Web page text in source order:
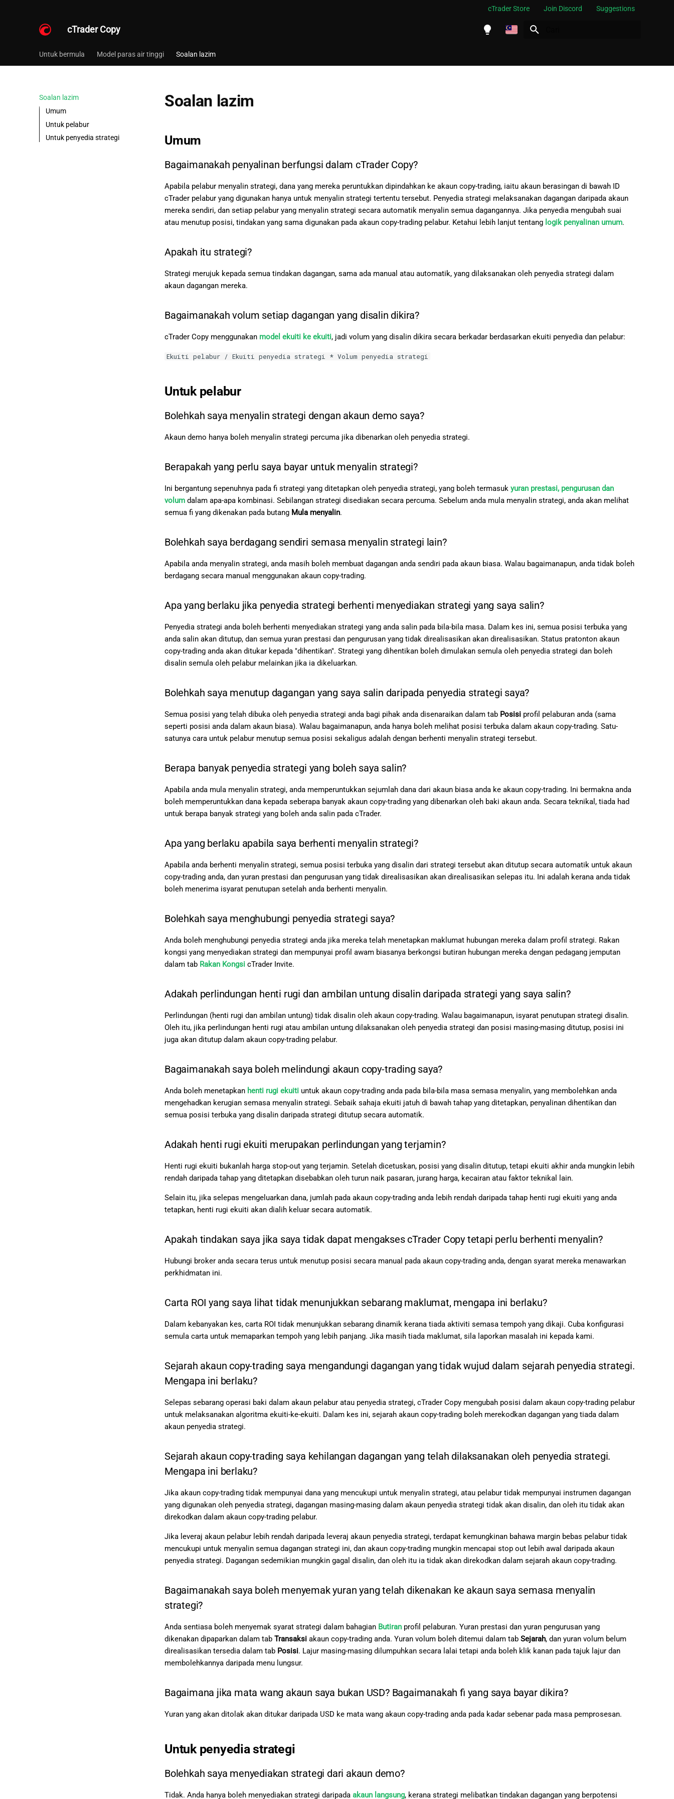
cTrader Store Join Discord Suggestions
cTrader Copy
한국어
中文
Untuk bermula Model paras air tinggi Soalan lazim
Soalan lazim
Umum
Untuk pelabur
Untuk penyedia strategi
Soalan lazim
Umum
Bagaimanakah penyalinan berfungsi dalam cTrader Copy?
Apabila pelabur menyalin strategi, dana yang mereka peruntukkan dipindahkan ke akaun copy-trading, iaitu akaun berasingan di bawah ID
cTrader pelabur yang digunakan hanya untuk menyalin strategi tertentu tersebut. Penyedia strategi melaksanakan dagangan daripada akaun
mereka sendiri, dan setiap pelabur yang menyalin strategi secara automatik menyalin semua dagangannya. Jika penyedia mengubah suai
atau menutup posisi, tindakan yang sama digunakan pada akaun copy-trading pelabur. Ketahui lebih lanjut tentang logik penyalinan umum.
Apakah itu strategi?
Strategi merujuk kepada semua tindakan dagangan, sama ada manual atau automatik, yang dilaksanakan oleh penyedia strategi dalam
akaun dagangan mereka.
Bagaimanakah volum setiap dagangan yang disalin dikira?
cTrader Copy menggunakan model ekuiti ke ekuiti, jadi volum yang disalin dikira secara berkadar berdasarkan ekuiti penyedia dan pelabur:
Ekuiti pelabur / Ekuiti penyedia strategi * Volum penyedia strategi
Untuk pelabur
Bolehkah saya menyalin strategi dengan akaun demo saya?
Akaun demo hanya boleh menyalin strategi percuma jika dibenarkan oleh penyedia strategi.
Berapakah yang perlu saya bayar untuk menyalin strategi?
Ini bergantung sepenuhnya pada fi strategi yang ditetapkan oleh penyedia strategi, yang boleh termasuk yuran prestasi, pengurusan dan
volum dalam apa-apa kombinasi. Sebilangan strategi disediakan secara percuma. Sebelum anda mula menyalin strategi, anda akan melihat
semua fi yang dikenakan pada butang Mula menyalin.
Bolehkah saya berdagang sendiri semasa menyalin strategi lain?
Apabila anda menyalin strategi, anda masih boleh membuat dagangan anda sendiri pada akaun biasa. Walau bagaimanapun, anda tidak boleh
berdagang secara manual menggunakan akaun copy-trading.
Apa yang berlaku jika penyedia strategi berhenti menyediakan strategi yang saya salin?
Penyedia strategi anda boleh berhenti menyediakan strategi yang anda salin pada bila-bila masa. Dalam kes ini, semua posisi terbuka yang
anda salin akan ditutup, dan semua yuran prestasi dan pengurusan yang tidak direalisasikan akan direalisasikan. Status pratonton akaun
copy-trading anda akan ditukar kepada "dihentikan". Strategi yang dihentikan boleh dimulakan semula oleh penyedia strategi dan boleh
disalin semula oleh pelabur melainkan jika ia dikeluarkan.
Bolehkah saya menutup dagangan yang saya salin daripada penyedia strategi saya?
Semua posisi yang telah dibuka oleh penyedia strategi anda bagi pihak anda disenaraikan dalam tab Posisi profil pelaburan anda (sama
seperti posisi anda dalam akaun biasa). Walau bagaimanapun, anda hanya boleh melihat posisi terbuka dalam akaun copy-trading. Satu-
satunya cara untuk pelabur menutup semua posisi sekaligus adalah dengan berhenti menyalin strategi tersebut.
Berapa banyak penyedia strategi yang boleh saya salin?
Apabila anda mula menyalin strategi, anda memperuntukkan sejumlah dana dari akaun biasa anda ke akaun copy-trading. Ini bermakna anda
boleh memperuntukkan dana kepada seberapa banyak akaun copy-trading yang dibenarkan oleh baki akaun anda. Secara teknikal, tiada had
untuk berapa banyak strategi yang boleh anda salin pada cTrader.
Apa yang berlaku apabila saya berhenti menyalin strategi?
Apabila anda berhenti menyalin strategi, semua posisi terbuka yang disalin dari strategi tersebut akan ditutup secara automatik untuk akaun
copy-trading anda, dan yuran prestasi dan pengurusan yang tidak direalisasikan akan direalisasikan selepas itu. Ini adalah kerana anda tidak
boleh menerima isyarat penutupan setelah anda berhenti menyalin.
Bolehkah saya menghubungi penyedia strategi saya?
Anda boleh menghubungi penyedia strategi anda jika mereka telah menetapkan maklumat hubungan mereka dalam profil strategi. Rakan
kongsi yang menyediakan strategi dan mempunyai profil awam biasanya berkongsi butiran hubungan mereka dengan pedagang jemputan
dalam tab Rakan Kongsi cTrader Invite.
Adakah perlindungan henti rugi dan ambilan untung disalin daripada strategi yang saya salin?
Perlindungan (henti rugi dan ambilan untung) tidak disalin oleh akaun copy-trading. Walau bagaimanapun, isyarat penutupan strategi disalin.
Oleh itu, jika perlindungan henti rugi atau ambilan untung dilaksanakan oleh penyedia strategi dan posisi masing-masing ditutup, posisi ini
juga akan ditutup dalam akaun copy-trading pelabur.
Bagaimanakah saya boleh melindungi akaun copy-trading saya?
Anda boleh menetapkan henti rugi ekuiti untuk akaun copy-trading anda pada bila-bila masa semasa menyalin, yang membolehkan anda
mengehadkan kerugian semasa menyalin strategi. Sebaik sahaja ekuiti jatuh di bawah tahap yang ditetapkan, penyalinan dihentikan dan
semua posisi terbuka yang disalin daripada strategi ditutup secara automatik.
Adakah henti rugi ekuiti merupakan perlindungan yang terjamin?
Henti rugi ekuiti bukanlah harga stop-out yang terjamin. Setelah dicetuskan, posisi yang disalin ditutup, tetapi ekuiti akhir anda mungkin lebih
rendah daripada tahap yang ditetapkan disebabkan oleh turun naik pasaran, jurang harga, kecairan atau faktor teknikal lain.
Selain itu, jika selepas mengeluarkan dana, jumlah pada akaun copy-trading anda lebih rendah daripada tahap henti rugi ekuiti yang anda
tetapkan, henti rugi ekuiti akan dialih keluar secara automatik.
Apakah tindakan saya jika saya tidak dapat mengakses cTrader Copy tetapi perlu berhenti menyalin?
Hubungi broker anda secara terus untuk menutup posisi secara manual pada akaun copy-trading anda, dengan syarat mereka menawarkan
perkhidmatan ini.
Carta ROI yang saya lihat tidak menunjukkan sebarang maklumat, mengapa ini berlaku?
Dalam kebanyakan kes, carta ROI tidak menunjukkan sebarang dinamik kerana tiada aktiviti semasa tempoh yang dikaji. Cuba konfigurasi
semula carta untuk memaparkan tempoh yang lebih panjang. Jika masih tiada maklumat, sila laporkan masalah ini kepada kami.
Sejarah akaun copy-trading saya mengandungi dagangan yang tidak wujud dalam sejarah penyedia strategi.
Mengapa ini berlaku?
Selepas sebarang operasi baki dalam akaun pelabur atau penyedia strategi, cTrader Copy mengubah posisi dalam akaun copy-trading pelabur
untuk melaksanakan algoritma ekuiti-ke-ekuiti. Dalam kes ini, sejarah akaun copy-trading boleh merekodkan dagangan yang tiada dalam
akaun penyedia strategi.
Sejarah akaun copy-trading saya kehilangan dagangan yang telah dilaksanakan oleh penyedia strategi.
Mengapa ini berlaku?
Jika akaun copy-trading tidak mempunyai dana yang mencukupi untuk menyalin strategi, atau pelabur tidak mempunyai instrumen dagangan
yang digunakan oleh penyedia strategi, dagangan masing-masing dalam akaun penyedia strategi tidak akan disalin, dan oleh itu tidak akan
direkodkan dalam akaun copy-trading pelabur.
Jika leveraj akaun pelabur lebih rendah daripada leveraj akaun penyedia strategi, terdapat kemungkinan bahawa margin bebas pelabur tidak
mencukupi untuk menyalin semua dagangan strategi ini, dan akaun copy-trading mungkin mencapai stop out lebih awal daripada akaun
penyedia strategi. Dagangan sedemikian mungkin gagal disalin, dan oleh itu ia tidak akan direkodkan dalam sejarah akaun copy-trading.
Bagaimanakah saya boleh menyemak yuran yang telah dikenakan ke akaun saya semasa menyalin
strategi?
Anda sentiasa boleh menyemak syarat strategi dalam bahagian Butiran profil pelaburan. Yuran prestasi dan yuran pengurusan yang
dikenakan dipaparkan dalam tab Transaksi akaun copy-trading anda. Yuran volum boleh ditemui dalam tab Sejarah, dan yuran volum belum
direalisasikan tersedia dalam tab Posisi. Lajur masing-masing dilumpuhkan secara lalai tetapi anda boleh klik kanan pada tajuk lajur dan
membolehkannya daripada menu lungsur.
Bagaimana jika mata wang akaun saya bukan USD? Bagaimanakah fi yang saya bayar dikira?
Yuran yang akan ditolak akan ditukar daripada USD ke mata wang akaun copy-trading anda pada kadar sebenar pada masa pemprosesan.
Untuk penyedia strategi
Bolehkah saya menyediakan strategi dari akaun demo?
Tidak. Anda hanya boleh menyediakan strategi daripada akaun langsung, kerana strategi melibatkan tindakan dagangan yang berpotensi